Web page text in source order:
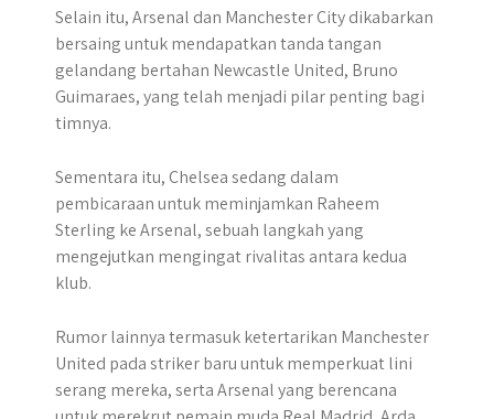
Selain itu, Arsenal dan Manchester City dikabarkan
bersaing untuk mendapatkan tanda tangan
gelandang bertahan Newcastle United, Bruno
Guimaraes, yang telah menjadi pilar penting bagi
timnya.
Sementara itu, Chelsea sedang dalam
pembicaraan untuk meminjamkan Raheem
Sterling ke Arsenal, sebuah langkah yang
mengejutkan mengingat rivalitas antara kedua
klub.
Rumor lainnya termasuk ketertarikan Manchester
United pada striker baru untuk memperkuat lini
serang mereka, serta Arsenal yang berencana